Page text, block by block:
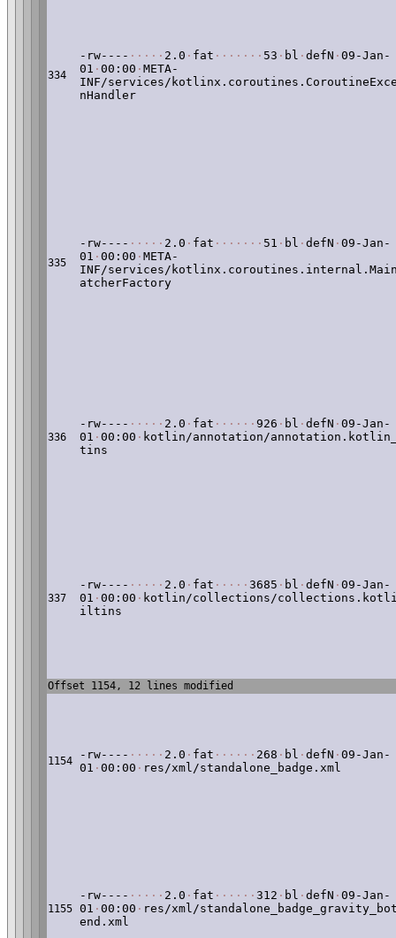
334
-rw---- · · · · · 2.0 · fat · · · · · · · 53 · bl · defN · 09-Jan-
01 · 00:00 · META-
INF/services/
nHandler
335
-rw---- · · · · · 2.0 · fat · · · · · · · 51 · bl · defN · 09-Jan-
01 · 00:00 · META-
INF/services/
atcherFactory
336
-rw---- · · · · · 2.0 · fat · · · · · · 926 · bl · defN · 09-Jan-
01 · 00:00 · kotlin/annotation/
tins
337
-rw---- · · · · · 2.0 · fat · · · · · 3685 · bl · defN · 09-Jan-
01 · 00:00 · kotlin/collections/
iltins
Offset 1154, 12 lines modified
1154 -rw---- · · · · · 2.0 · fat · · · · · · 268 · bl · defN · 09-Jan-
01 · 00:00 · res/xml/standalone_badge.xml
1155
-rw---- · · · · · 2.0 · fat · · · · · · 312 · bl · defN · 09-Jan-
01 · 00:00 · res/xml/
end.xml